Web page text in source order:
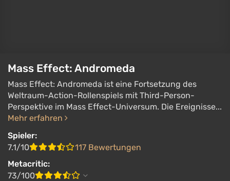
Mass Effect: Andromeda
Mass Effect: Andromeda ist eine Fortsetzung des
Weltraum-Action-Rollenspiels mit Third-Person-
Perspektive im Mass Effect-Universum. Die Ereignisse...
Mehr erfahren
Spieler:
7.1/10
117 Bewertungen
Metacritic:
73/100